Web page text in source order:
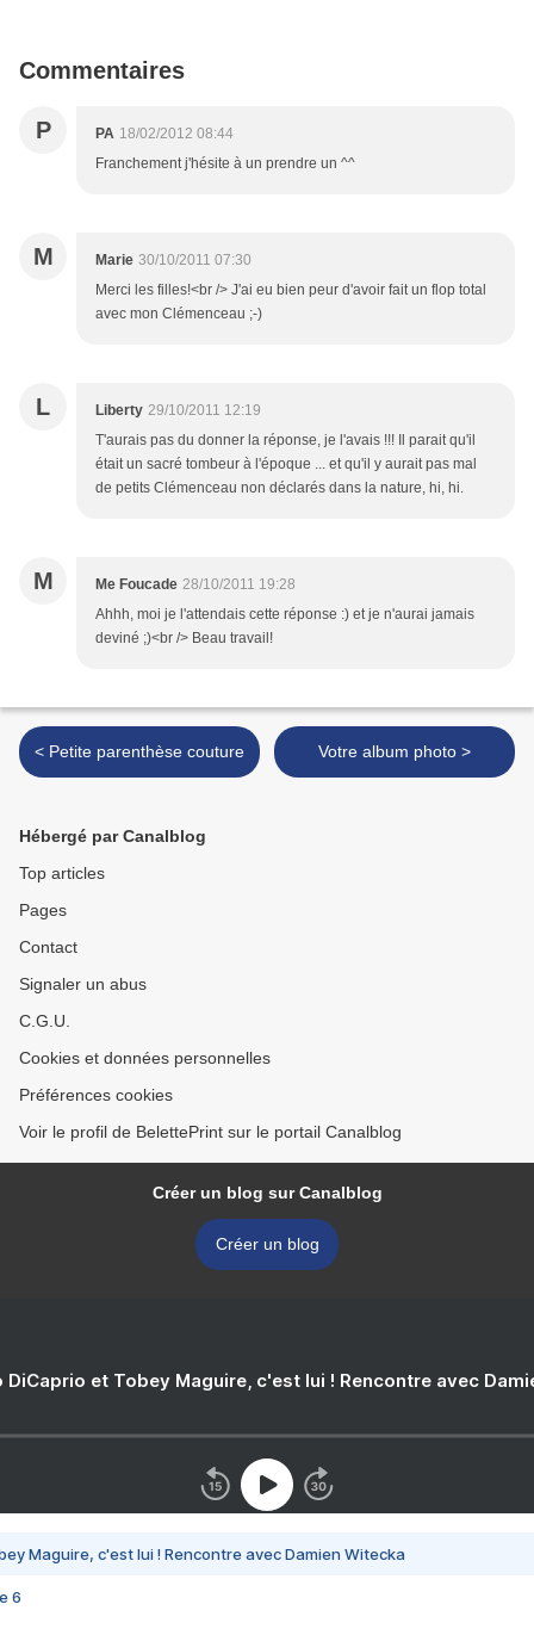
Commentaires
P PA 18/02/2012 08:44
Franchement j'hésite à un prendre un ^^
M Marie 30/10/2011 07:30
Merci les filles!<br /> J'ai eu bien peur d'avoir fait un flop total
avec mon Clémenceau ;-)
L Liberty 29/10/2011 12:19
T'aurais pas du donner la réponse, je l'avais !!! Il parait qu'il
était un sacré tombeur à l'époque ... et qu'il y aurait pas mal
de petits Clémenceau non déclarés dans la nature, hi, hi.
M Me Foucade 28/10/2011 19:28
Ahhh, moi je l'attendais cette réponse :) et je n'aurai jamais
deviné ;)<br /> Beau travail!
< Petite parenthèse couture Votre album photo >
Hébergé par Canalblog
Top articles
Pages
Contact
Signaler un abus
C.G.U.
Cookies et données personnelles
Préférences cookies
Voir le profil de BelettePrint sur le portail Canalblog
Créer un blog sur Canalblog
Créer un blog
DiCaprio et Tobey Maguire, c'est lui ! Rencontre avec
Maguire, c'est lui ! Rencontre avec Damien Witecka
6